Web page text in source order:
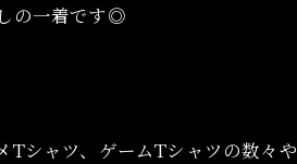
の一着です◎
Tシャツ、ゲームTシャツの数々や